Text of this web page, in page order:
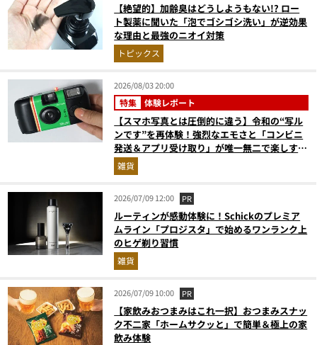
【絶望的】加齢臭はどうしようもない!? ロー
ト製薬に聞いた「泡でゴシゴシ洗い」が逆効果
な理由と最強のニオイ対策
トピックス
2026/08/03 20:00
特集 体験レポート
【スマホ写真とは圧倒的に違う】令和の“写ル
ンです”を再体験！強烈なエモさと「コンビニ
発送＆アプリ受け取り」が唯一無二で楽しすぎ
た雑貨
2026/07/09 12:00 PR
ルーティンが感動体験に！Schickのプレミア
ムライン「プロジスタ」で始めるワンランク上
のヒゲ剃り習慣
雑貨
2026/07/09 10:00 PR
【家飲みおつまみはこれ一択】おつまみスナッ
ク不二家「ホームサクッと」で簡単＆極上の家
飲み体験